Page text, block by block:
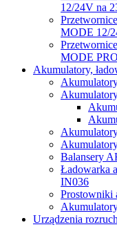
12/24V na
MODE 12/
MODE
Akumulatory,
Balansery
Ładowarka
IN036
Prostowniki
Urządzenia